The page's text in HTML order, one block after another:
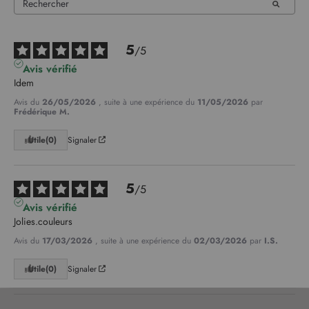
5/5
Avis vérifié
Idem
Avis du 26/05/2026 , suite à une expérience du 11/05/2026 par
Frédérique M.
Utile(0) Signaler
5/5
Avis vérifié
Jolies.couleurs
Avis du 17/03/2026 , suite à une expérience du 02/03/2026 par I.S.
Utile(0) Signaler